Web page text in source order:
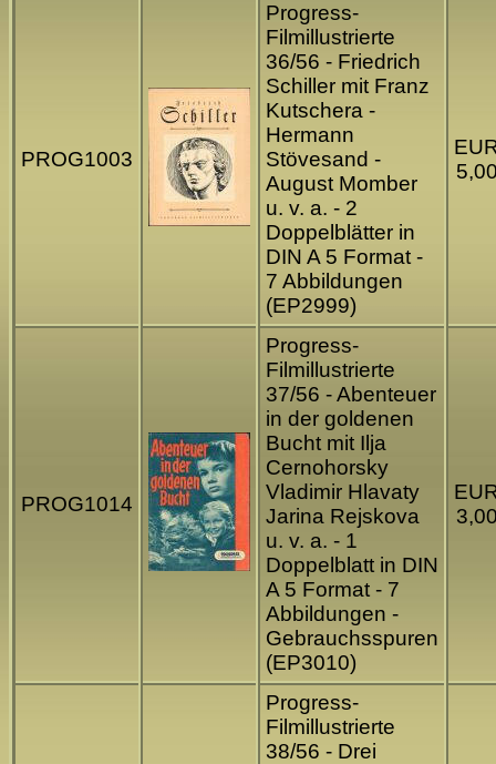
PROG1003
Progress-
Filmillustrierte
36/56 - Friedrich
Schiller mit Franz
Kutschera -
Hermann
Stövesand -
August Momber
u. v. a. - 2
Doppelblätter in
DIN A 5 Format -
7 Abbildungen
(EP2999)
PROG1014
Progress-
Filmillustrierte
37/56 - Abenteuer
in der goldenen
Bucht mit Ilja
Cernohorsky
Vladimir Hlavaty
Jarina Rejskova
u. v. a. - 1
Doppelblatt in DIN
A 5 Format - 7
Abbildungen -
Gebrauchsspuren
(EP3010)
Progress-
Filmillustrierte
38/56 - Drei